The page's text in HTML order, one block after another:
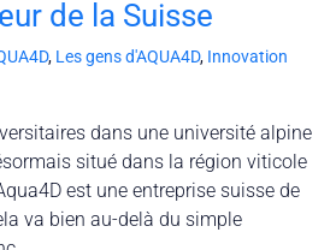
de la Suisse
, Les gens d'AQUA4D, Innovation
dans une université alpine
situé dans la région viticole
est une entreprise suisse de
va bien au-delà du simple